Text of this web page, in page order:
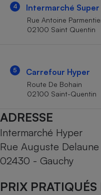
4 Intermarché Super
Rue Antoine
02100 Saint Quentin
5 Carrefour Hyper
Route De Bohain
02100 Saint-Quentin
ADRESSE
Intermarché Hyper
Rue Auguste Delaune
02430 - Gauchy
PRIX PRATIQUÉS